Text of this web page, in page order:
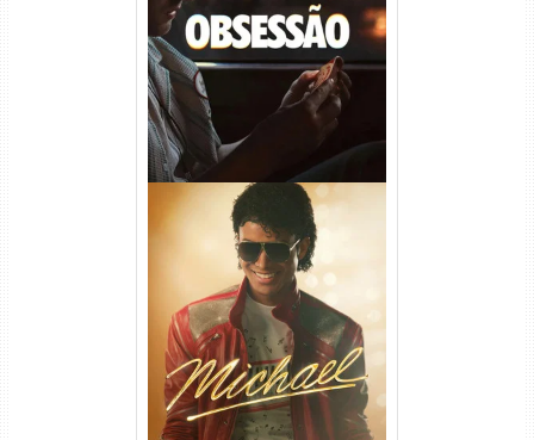
Áudio
Michael Torrent (2026) WEB-
DL 1080p/4K Dual Áudio